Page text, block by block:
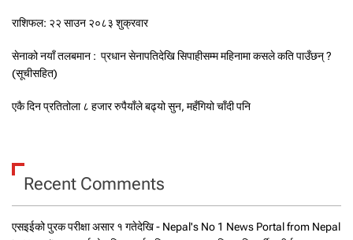
राशिफल: २२ साउन २०८३ शुक्रवार
सेनाको नयाँ तलबमान : प्रधान सेनापतिदेखि सिपाहीसम्म महिनामा कसले कति पाउँछन् ?
(सूचीसहित)
एकै दिन प्रतितोला ८ हजार रुपैयाँले बढ्यो सुन, महँगियो चाँदी पनि
Recent Comments
एसइईको पुरक परीक्षा असार १ गतेदेखि - Nepal's No 1 News Portal from Nepal